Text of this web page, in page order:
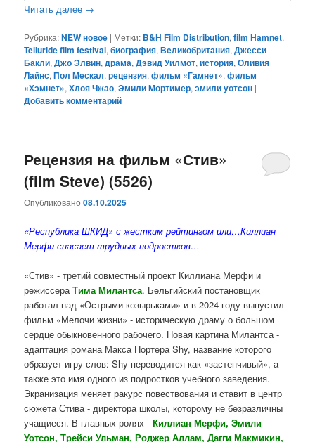
Читать далее →
Рубрика:NEW новое | Метки: B&H Film Distribution,film Hamnet,
Telluride film festival,биография,Великобритания,Джесси
Бакли,Джо Элвин,драма,Дэвид Уилмот,история,Оливия
Лайнс,Пол Мескал,рецензия,фильм «Гамнет»,фильм
«Хэмнет»,Хлоя Чжао,Эмили Мортимер,эмили уотсон |
Добавить комментарий
Рецензия на фильм «Стив»
(film Steve) (5526)
Опубликовано08.10.2025
«Республика ШКИД» с жестким рейтингом или…Киллиан
Мерфи спасает трудных подростков…
«Стив» - третий совместный проект Киллиана Мерфи и
режиссераТима Милантса. Бельгийский постановщик
работал над «Острыми козырьками» и в 2024 году выпустил
фильм «Мелочи жизни» - историческую драму о большом
сердце обыкновенного рабочего. Новая картина Милантса -
адаптация романа Макса Портера Shy, название которого
образует игру слов: Shy переводится как «застенчивый», а
также это имя одного из подростков учебного заведения.
Экранизация меняет ракурс повествования и ставит в центр
сюжета Стива - директора школы, которому не безразличны
учащиеся. В главных ролях -Киллиан Мерфи, Эмили
Уотсон, Трейси Ульман, Роджер Аллам, Дагги Макмикин,